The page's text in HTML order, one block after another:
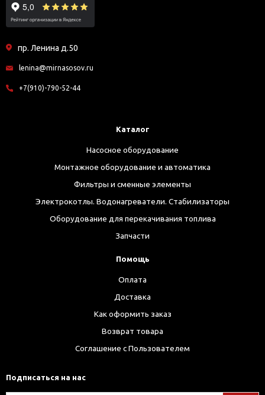
пр. Ленина д.50
lenina@mirnasosov.ru
+7(910)-790-52-44
Каталог
Насосное оборудование
Монтажное оборудование и автоматика
Фильтры и сменные элементы
Электрокотлы. Водонагреватели. Стабилизаторы
Оборудование для перекачивания топлива
Запчасти
Помощь
Оплата
Доставка
Как оформить заказ
Возврат товара
Соглашение с Пользователем
Подписаться на нас